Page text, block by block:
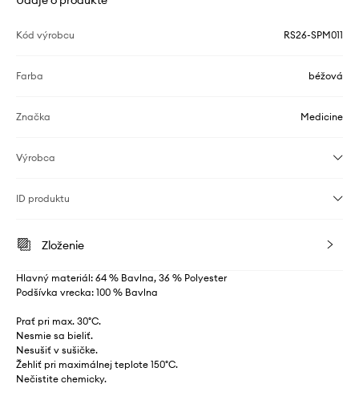
Kód výrobcu RS26-SPM011
Farba béžová
Značka Medicine
Výrobca
ID produktu
Zloženie
Hlavný materiál: 64 % Bavlna, 36 % Polyester
Podšívka vrecka: 100 % Bavlna
Prať pri max. 30°C.
Nesmie sa bieliť.
Nesušiť v sušičke.
Žehliť pri maximálnej teplote 150°C.
Nečistite chemicky.